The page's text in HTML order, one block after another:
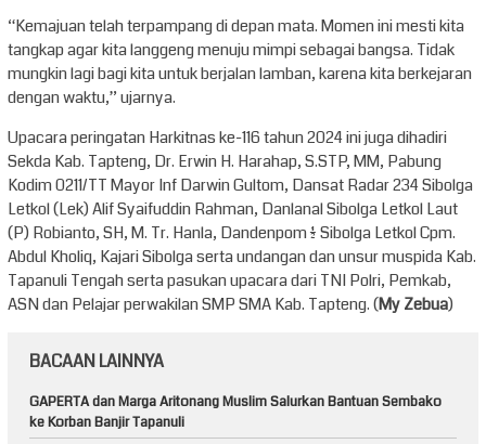
“Kemajuan telah terpampang di depan mata. Momen ini mesti kita
tangkap agar kita langgeng menuju mimpi sebagai bangsa. Tidak
mungkin lagi bagi kita untuk berjalan lamban, karena kita berkejaran
dengan waktu,” ujarnya.
Upacara peringatan Harkitnas ke-116 tahun 2024 ini juga dihadiri
Sekda Kab. Tapteng, Dr. Erwin H. Harahap, S.STP, MM, Pabung
Kodim 0211/TT Mayor Inf Darwin Gultom, Dansat Radar 234 Sibolga
Letkol (Lek) Alif Syaifuddin Rahman, Danlanal Sibolga Letkol Laut
(P) Robianto, SH, M. Tr. Hanla, Dandenpom 1/2 Sibolga Letkol Cpm.
Abdul Kholiq, Kajari Sibolga serta undangan dan unsur muspida Kab.
Tapanuli Tengah serta pasukan upacara dari TNI Polri, Pemkab,
ASN dan Pelajar perwakilan SMP SMA Kab. Tapteng. (My Zebua)
BACAAN LAINNYA
GAPERTA dan Marga Aritonang Muslim Salurkan Bantuan Sembako
ke Korban Banjir Tapanuli